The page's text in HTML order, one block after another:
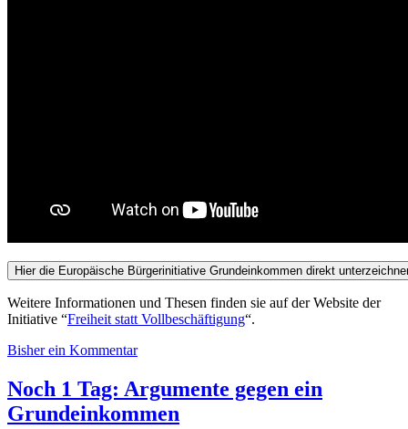
Weitere Informationen und Thesen finden sie auf der Website der
Initiative “Freiheit statt Vollbeschäftigung“.
Bisher ein Kommentar
Noch 1 Tag: Argumente gegen ein
Grundeinkommen